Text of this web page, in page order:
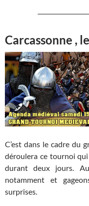
Carcassonne ,
C’est dans le cadre du
déroulera ce tournoi
durant deux jours.
notamment et
surprises.